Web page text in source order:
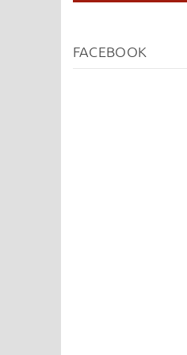
FACEBOOK